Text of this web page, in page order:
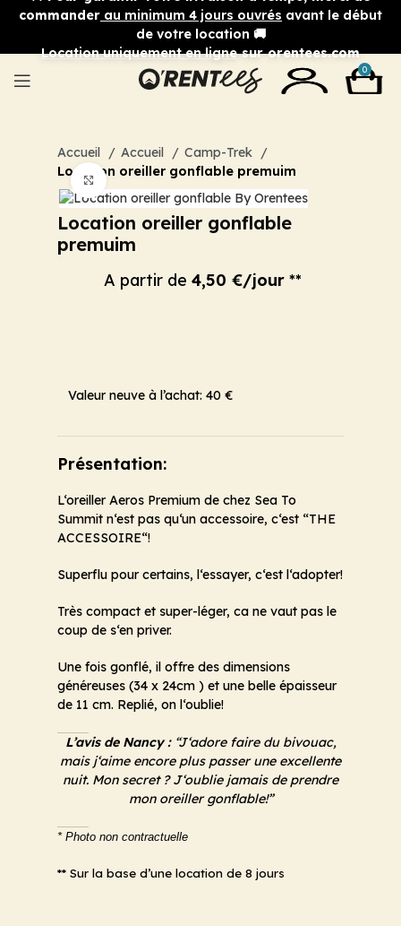
commander au minimum 4 jours ouvrés avant le début
de votre location 🚚
Location uniquement en lignesur orentees.com
0
Accueil Accueil
Camp-Trek
Location oreiller gonflable premuim
Cliquez pour agrandir
Location oreiller gonflable
premuim
A partir de 4,50 €/jour **
Valeur neuve à l’achat: 40 €
Présentation:
L‘oreiller Aeros Premium de chez Sea To
Summit n‘est pas qu‘un accessoire, c‘est “THE
ACCESSOIRE“!
Superflu pour certains, l‘essayer, c‘est l‘adopter!
Très compact et super-léger, ca ne vaut pas le
coup de s‘en priver.
Une fois gonflé, il offre des dimensions
généreuses (34 x 24cm ) et une belle épaisseur
de 11 cm. Replié, on l‘oublie!
L’avis de Nancy :“J‘adore faire du bivouac,
mais j‘aime encore plus passer une excellente
nuit. Mon secret ? J‘oublie jamais de prendre
mon oreiller gonflable!”
* Photo non contractuelle
** Sur la base d’une location de 8 jours